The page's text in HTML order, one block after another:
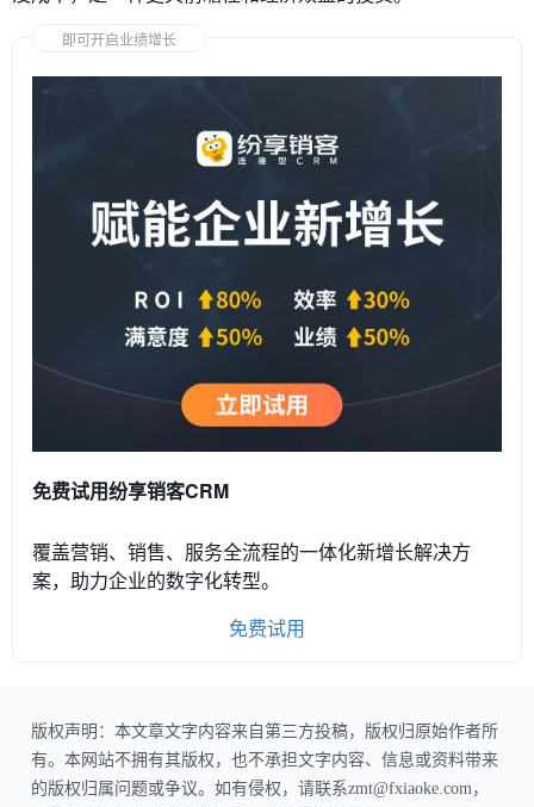
即可开启业绩增长
免费试用纷享销客CRM
覆盖营销、销售、服务全流程的一体化新增长解决方
案，助力企业的数字化转型。
免费试用
版权声明：本文章文字内容来自第三方投稿，版权归原始作者所
有。本网站不拥有其版权，也不承担文字内容、信息或资料带来
的版权归属问题或争议。如有侵权，请联系zmt@fxiaoke.com，